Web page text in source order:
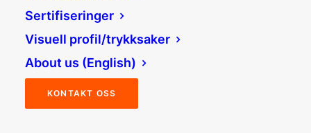
Sertifiseringer
Visuell profil/trykksaker
About us (English)
KONTAKT OSS
AI Builders’ night
Lillehammer 20. april
Arrangør: Klosser Innovasjon, Sanna,
Curipod, StartLHMR